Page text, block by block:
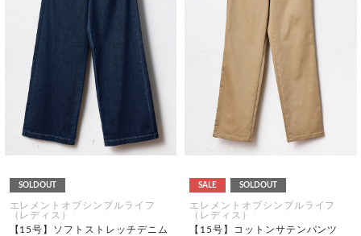
SOLDOUT
エレメントオブシンプルライフ
（レディス）
【15号】ソフトストレッチデニム
SALE SOLDOUT
エレメントオブシンプルライフ
（レディス）
【15号】コットンサテンパンツ